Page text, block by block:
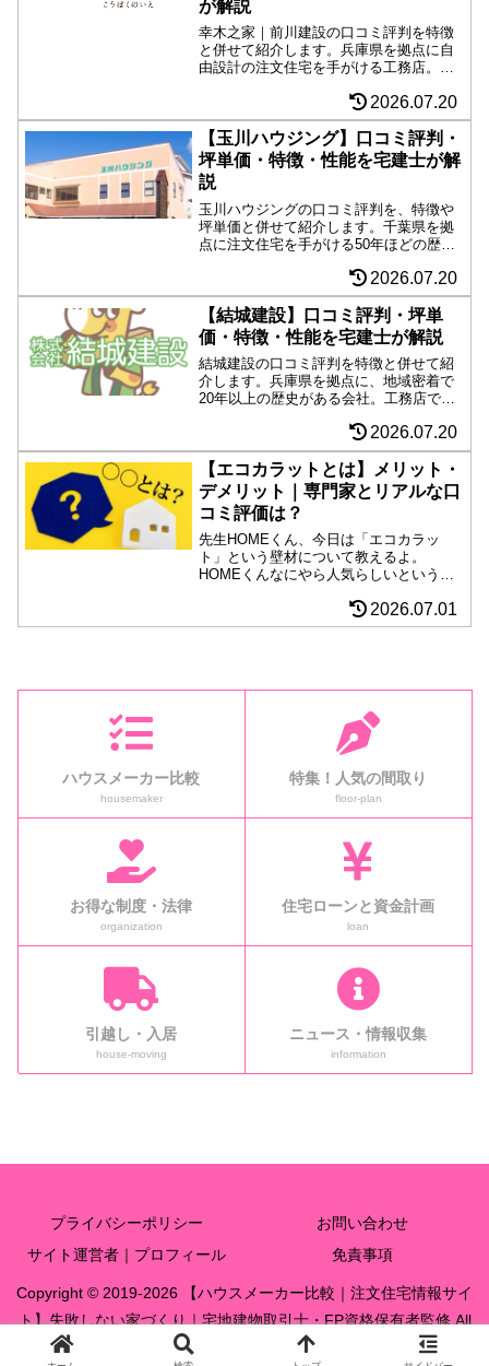
が解説
幸木之家｜前川建設の口コミ評判を特徴
と併せて紹介します。兵庫県を拠点に自
由設計の注文住宅を手がける工務店。長
ァイバー断熱材、熱交換型換気システ
ム、国産無垢の構造材など、大手ハウス
メーカーレベル、それ以上の性能とアフ
ター。管理人の調査史上でもトップクラ
スの工務店。予算が合えば候補に入れた
い会社。
2026.07.20
【玉川ハウジング】口コミ評判・
坪単価・特徴・性能を宅建士が解
説
玉川ハウジングの口コミ評判を、特徴や
坪単価と併せて紹介します。千葉県を拠
点に注文住宅を手がける50年ほどの歴史
採用した構造、わかりやすい価格表記
で、ZEH住宅や長期優良住宅にも対応す
る住宅性能が好印象。大黒柱や真壁造り
など職人の腕が光る建築実例もチェッ
ク。
2026.07.20
【結城建設】口コミ評判・坪単
価・特徴・性能を宅建士が解説
結城建設の口コミ評判を特徴と併せて紹
介します。兵庫県を拠点に、地域密着で
20年以上の歴史がある会社。工務店でこ
優良住宅、ZEH、耐震等級３、制振ダン
パーなど住宅トレンドをしっかりおさ
え、さらにJAHBnet加盟で大手レベルの
スケールメリットもある。是非チェック
したい会社。
2026.07.20
【エコカラットとは】メリット・
デメリット｜専門家とリアルな口
コミ評価は？
先生HOMEくん、今日は「エコカラッ
ト」という壁材について教えるよ。
HOMEくんなにやら人気らしいというこ
トは、LIXILによって開発された壁材で、
多孔質のセラミック材料から作られてい
2026.07.01
ハウスメーカー比較
housemaker
特集！人気の間取り
floor-plan
お得な制度・法律
organization
住宅ローンと資金計画
loan
引越し・入居
house-moving
ニュース・情報収集
information
プライバシーポリシー
お問い合わせ
サイト運営者｜プロフィール
免責事項
Copyright © 2019-2026 【ハウスメーカー比較｜注文住宅情報サイ
ト】失敗しない家づくり｜宅地建物取引士・FP資格保有者監修 All
Rights Reserved.